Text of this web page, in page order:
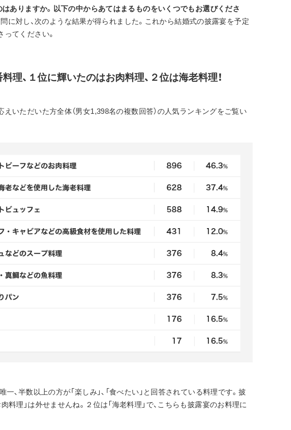
はありますか。以下の中からあてはまるものをいくつでもお選びくださ
問に対し、次のような結果が得られました。これから結婚式の披露宴を予定
ってください。
理、１位に輝いたのはお肉料理、２位は海老料理！
えいただいた方全体（男女1,398名の複数回答）の人気ランキングをご覧い
一、半数以上の方が「楽しみ」、「食べたい」と回答されている料理です。披
料理」は外せませんね。２位は「海老料理」で、こちらも披露宴のお料理に